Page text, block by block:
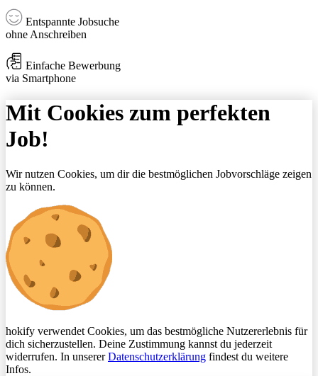
Entspannte Jobsuche
ohne Anschreiben
Einfache Bewerbung
via Smartphone
Mit Cookies zum perfekten
Job!
Wir nutzen Cookies, um dir die bestmöglichen Jobvorschläge zeigen
zu können.
hokify verwendet Cookies, um das bestmögliche Nutzererlebnis für
dich sicherzustellen. Deine Zustimmung kannst du jederzeit
widerrufen. In unsererDatenschutzerklärung findest du weitere
Infos.